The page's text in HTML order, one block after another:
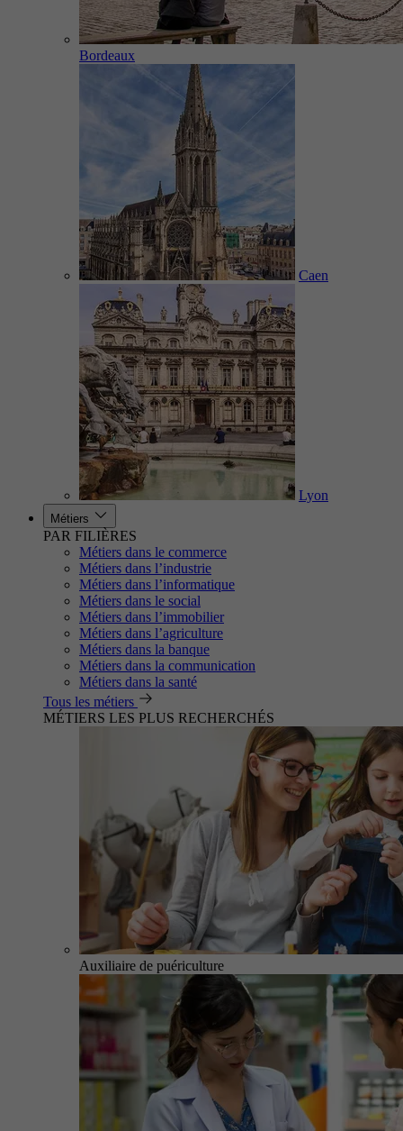
Bordeaux
Caen
Lyon
Métiers
PAR FILIÈRES
Métiers dans le commerce
Métiers dans l’industrie
Métiers dans l’informatique
Métiers dans le social
Métiers dans l’immobilier
Métiers dans l’agriculture
Métiers dans la banque
Métiers dans la communication
Métiers dans la santé
Tous les métiers
MÉTIERS LES PLUS RECHERCHÉS
Auxiliaire de puériculture